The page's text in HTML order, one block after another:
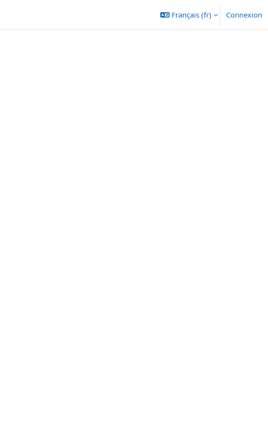
Français ‎(fr)‎ Connexion